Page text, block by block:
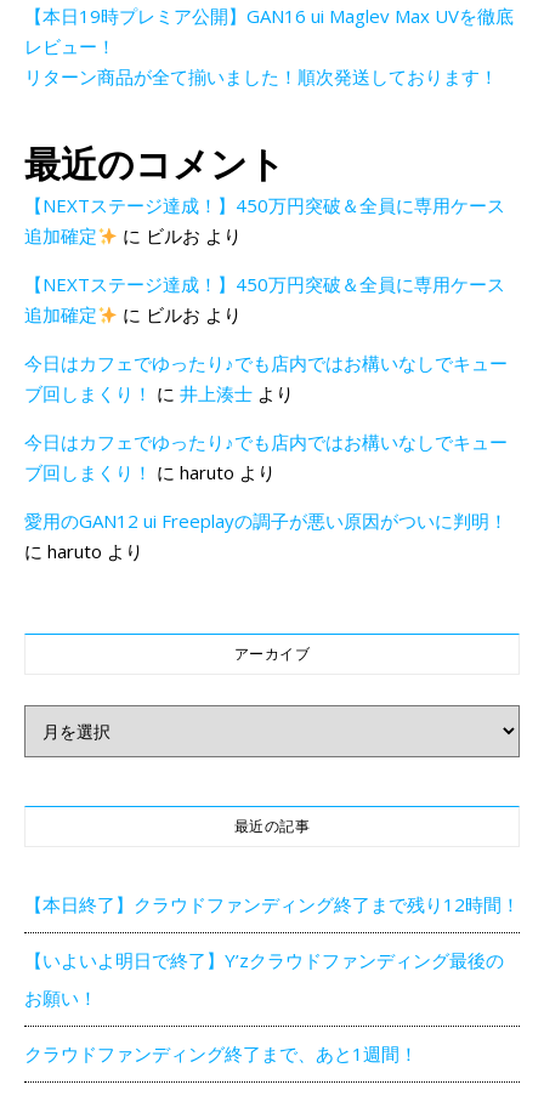
【本日19時プレミア公開】GAN16 ui Maglev Max UVを徹底
レビュー！
リターン商品が全て揃いました！順次発送しております！
最近のコメント
【NEXTステージ達成！】450万円突破＆全員に専用ケース
追加確定
に ビルお より
【NEXTステージ達成！】450万円突破＆全員に専用ケース
追加確定
に ビルお より
今日はカフェでゆったり♪でも店内ではお構いなしでキュー
ブ回しまくり！ に 井上湊士 より
今日はカフェでゆったり♪でも店内ではお構いなしでキュー
ブ回しまくり！ に haruto より
愛用のGAN12 ui Freeplayの調子が悪い原因がついに判明！
に haruto より
アーカイブ
アーカイブ
最近の記事
【本日終了】クラウドファンディング終了まで残り12時間！
【いよいよ明日で終了】Y’zクラウドファンディング最後の
お願い！
クラウドファンディング終了まで、あと1週間！